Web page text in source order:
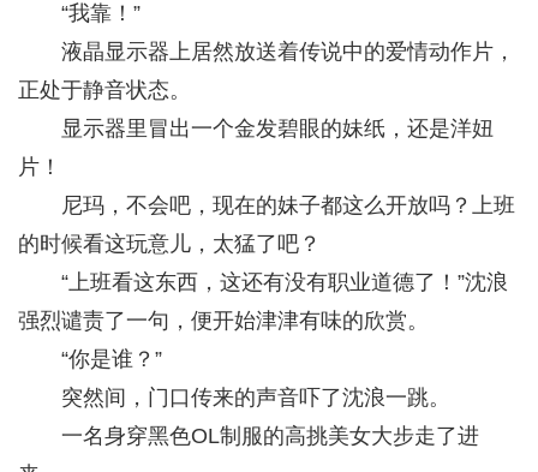
“我靠！”
液晶显示器上居然放送着传说中的爱情动作片，
正处于静音状态。
显示器里冒出一个金发碧眼的妹纸，还是洋妞
片！
尼玛，不会吧，现在的妹子都这么开放吗？上班
的时候看这玩意儿，太猛了吧？
“上班看这东西，这还有没有职业道德了！”沈浪
强烈谴责了一句，便开始津津有味的欣赏。
“你是谁？”
突然间，门口传来的声音吓了沈浪一跳。
一名身穿黑色OL制服的高挑美女大步走了进